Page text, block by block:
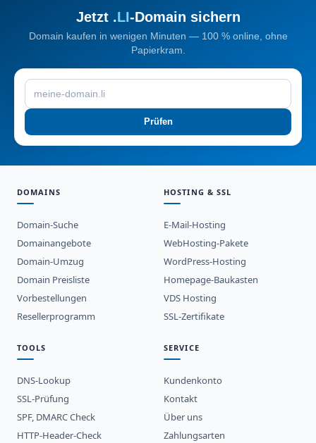
Jetzt .LI-Domain sichern
Domain kaufen in wenigen Minuten — 100 % online, ohne
Papierkram.
Prüfen
DOMAINS
Domain-Suche
Domainangebote
Domain-Umzug
Domain Preisliste
Vorbestellungen
Resellerprogramm
HOSTING & SSL
E-Mail-Hosting
WebHosting-Pakete
WordPress-Hosting
Homepage-Baukasten
VDS Hosting
SSL-Zertifikate
TOOLS
DNS-Lookup
SSL-Prüfung
SPF, DMARC Check
HTTP-Header-Check
SERVICE
Kundenkonto
Kontakt
Über uns
Zahlungsarten